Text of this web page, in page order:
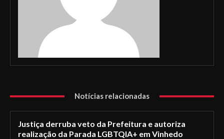
Notícias relacionadas
Justiça derruba veto da Prefeitura e autoriza
realização da Parada LGBTQIA+ em Vinhedo